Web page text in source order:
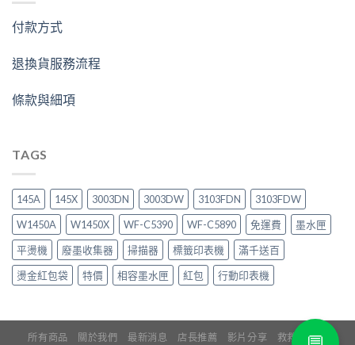
付款方式
退換貨服務流程
條款與細項
TAGS
145A 145X 3003DN 3003DW 3103FDN
3103FDW
W1450A
W1450X WF-C5390 WF-C5890 免運費
墨水匣
平燙機
廢墨收集器 掃描器 標籤印表機
滿千送百
燙金紅包袋
特價 相容墨水匣 紅包 行動印表機
所有商品 關於我們 最新消息 店長推薦 影片分享 救救印表機